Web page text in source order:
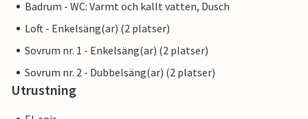
Badrum - WC: Varmt och kallt vatten, Dusch
Loft - Enkelsäng(ar) (2 platser)
Sovrum nr. 1 - Enkelsäng(ar) (2 platser)
Sovrum nr. 2 - Dubbelsäng(ar) (2 platser)
Utrustning